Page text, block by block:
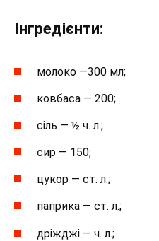
Інгредієнти:
молоко —300 мл;
ковбаса — 200;
сіль — ½ ч. л.;
сир — 150;
цукор — ст. л.;
паприка — ст. л.;
дріжджі — ч. л.;